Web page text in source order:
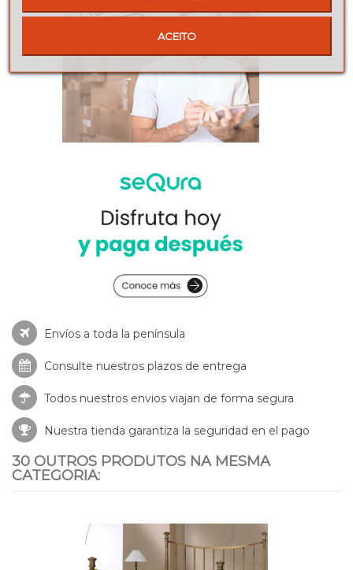
Envíos a toda la península
Consulte nuestros plazos de entrega
Todos nuestros envios viajan de forma segura
Nuestra tienda garantiza la seguridad en el pago
30 OUTROS PRODUTOS NA MESMA
CATEGORIA:
ACEITO